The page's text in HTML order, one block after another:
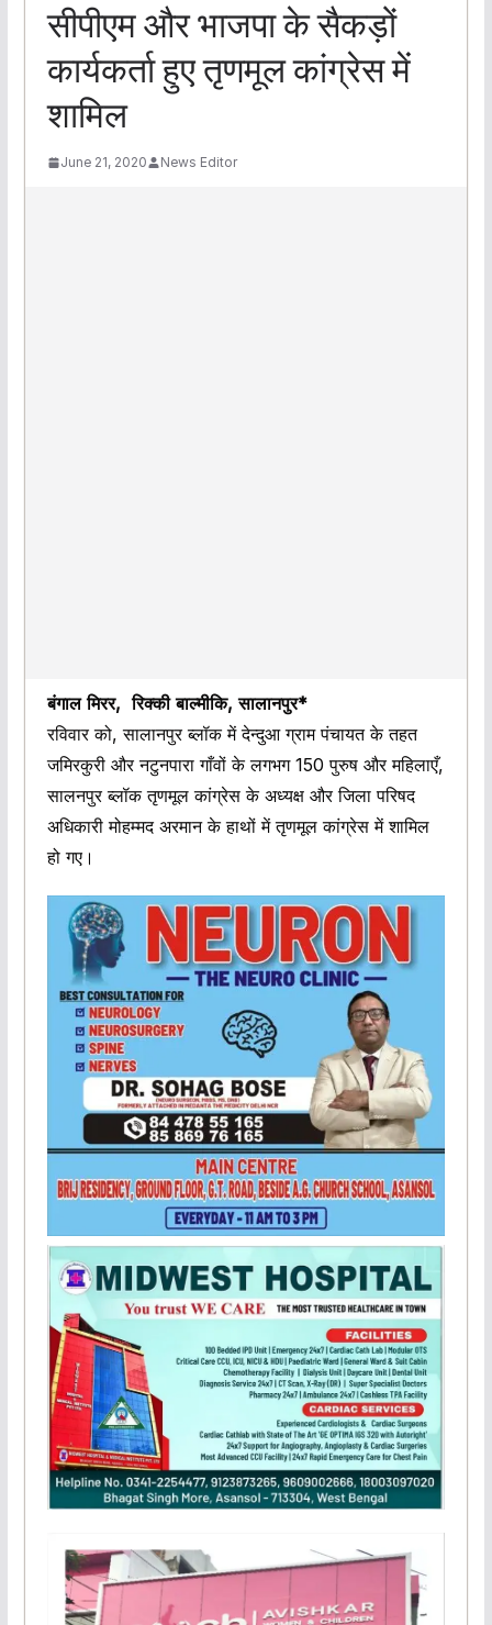
सीपीएम और भाजपा के सैकड़ों
कार्यकर्ता हुए तृणमूल कांग्रेस में
शामिल
June 21, 2020 News Editor
बंगाल मिरर, रिक्की बाल्मीकि, सालानपुर*
रविवार को, सालानपुर ब्लॉक में देन्दुआ ग्राम पंचायत के तहत
जमिरकुरी और नटुनपारा गाँवों के लगभग 150 पुरुष और महिलाएँ,
सालनपुर ब्लॉक तृणमूल कांग्रेस के अध्यक्ष और जिला परिषद
अधिकारी मोहम्मद अरमान के हाथों में तृणमूल कांग्रेस में शामिल
हो गए।